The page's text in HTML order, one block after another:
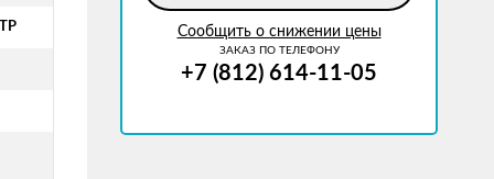
Сообщить о снижении цены
ЗАКАЗ ПО ТЕЛЕФОНУ
+7 (812) 614-11-05